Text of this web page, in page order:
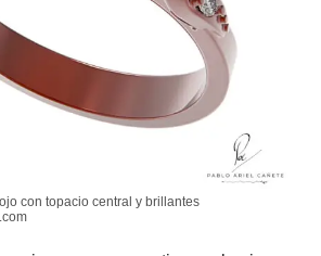
con topacio central y brillantes